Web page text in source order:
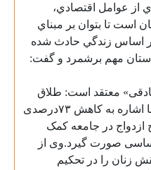
از عوامل اقتصادي،
است تا بتوان بر مبناي
در اساس زندگي حادث شده
مهم برشمرد و گفت:
معتقد است: طلاق
یکی از معضلات اجتماعی است که عامل بسیاری از آسیب های اجتماعی در جامعه به شمار می رود و تلاش در راستای کاهش میزان آن به اصلاح جامعه منجر می شود. وی با اشاره به کاهش ۷۳درصدی
ازدواج در جامعه کمک
صورت گیرد.وی از
زنان را در تحکیم